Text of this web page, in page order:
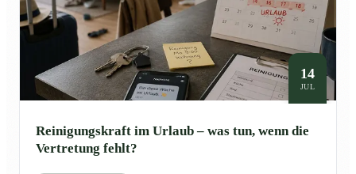
14
JUL
Reinigungskraft im Urlaub – was tun, wenn die
Vertretung fehlt?